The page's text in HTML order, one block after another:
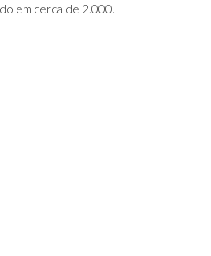
em cerca de 2.000.